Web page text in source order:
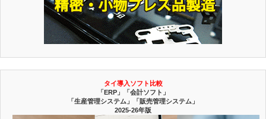
タイ導入ソフト比較
「ERP」「会計ソフト」
「生産管理システム」「販売管理システム」
2025-26年版